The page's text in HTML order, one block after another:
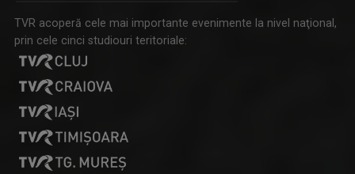
TVR acoperă cele mai importante evenimente la nivel naţional,
prin cele cinci studiouri teritoriale: